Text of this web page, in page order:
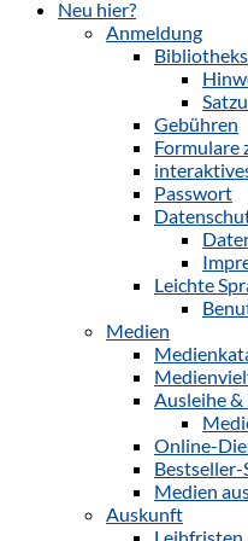
Neu hier?
Anmeldung
Gebühren
Formulare
Passwort
Leichte
Medien
Ausleihe &
Online-
Bestseller-
Medien
Auskunft